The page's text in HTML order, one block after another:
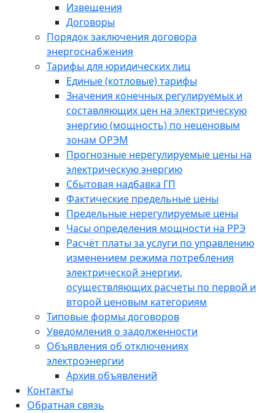
Извещения
Договоры
Порядок заключения договора
энергоснабжения
Тарифы для юридических лиц
Единые (котловые) тарифы
Значения конечных регулируемых и
составляющих цен на электрическую
энергию (мощность) по неценовым
зонам ОРЭМ
Прогнозные нерегулируемые цены на
электрическую энергию
Сбытовая надбавка ГП
Фактические предельные цены
Предельные нерегулируемые цены
Часы определения мощности на РРЭ
Расчёт платы за услуги по управлению
изменением режима потребления
электрической энергии,
осуществляющих расчеты по первой и
второй ценовым категориям
Типовые формы договоров
Уведомления о задолженности
Объявления об отключениях
электроэнергии
Архив объявлений
Контакты
Обратная связь